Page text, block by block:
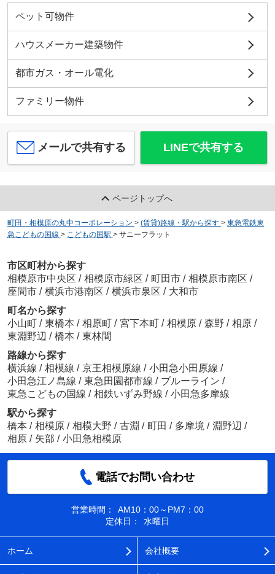
ペット可物件
ハウスメーカー建築物件
都市ガス・オール電化
ファミリー物件
メールで共有する LINEで共有する
ページトップへ
町田・相模原の丸中コーポレーション > (賃貸)路線・駅から探す > 東急電鉄東
急こどもの国線 > こどもの国駅 > サニーフラット
市区町村から探す
相模原市中央区 / 相模原市緑区 / 町田市 / 相模原市南区 /
座間市 / 横浜市港南区 / 横浜市泉区 / 大和市
町名から探す
小山町 / 東橋本 / 相原町 / 宮下本町 / 相模原 / 森野 / 相原 /
東淵野辺 / 橋本 / 東林間
路線から探す
横浜線 / 相模線 / 京王相模原線 / 小田急小田原線 /
小田急江ノ島線 / 東急田園都市線 / ブルーライン /
東急こどもの国線 / 相鉄いずみ野線 / 小田急多摩線
駅から探す
橋本 / 相模原 / 相模大野 / 古淵 / 町田 / 多摩境 / 淵野辺 /
相原 / 矢部 / 小田急相模原
電話でお問い合わせ
営業時間：
AM10：00～PM7：00
定休日：
水曜日
ホーム 会社概要